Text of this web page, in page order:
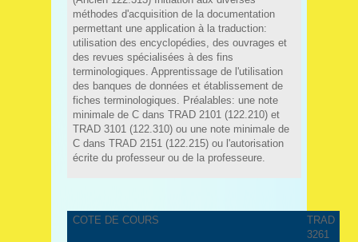
méthodes d'acquisition de la documentation
permettant une application à la traduction:
utilisation des encyclopédies, des ouvrages et
des revues spécialisées à des fins
terminologiques. Apprentissage de l'utilisation
des banques de données et établissement de
fiches terminologiques. Préalables: une note
minimale de C dans TRAD 2101 (122.210) et
TRAD 3101 (122.310) ou une note minimale de
C dans TRAD 2151 (122.215) ou l'autorisation
écrite du professeur ou de la professeure.
COTE DE COURS
TRAD
3261